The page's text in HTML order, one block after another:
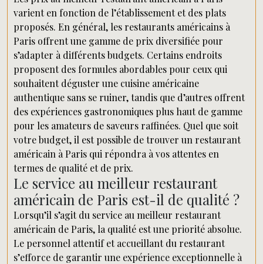
varient en fonction de l’établissement et des plats
proposés. En général, les restaurants américains à
Paris offrent une gamme de prix diversifiée pour
s’adapter à différents budgets. Certains endroits
proposent des formules abordables pour ceux qui
souhaitent déguster une cuisine américaine
authentique sans se ruiner, tandis que d’autres offrent
des expériences gastronomiques plus haut de gamme
pour les amateurs de saveurs raffinées. Quel que soit
votre budget, il est possible de trouver un restaurant
américain à Paris qui répondra à vos attentes en
termes de qualité et de prix.
Le service au meilleur restaurant
américain de Paris est-il de qualité ?
Lorsqu’il s’agit du service au meilleur restaurant
américain de Paris, la qualité est une priorité absolue.
Le personnel attentif et accueillant du restaurant
s’efforce de garantir une expérience exceptionnelle à